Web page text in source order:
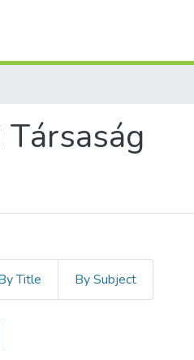
Title By Subject
by Author